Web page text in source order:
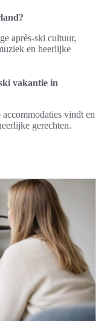
après-ski cultuur,
en heerlijke
vakantie in
vindt en
gerechten.